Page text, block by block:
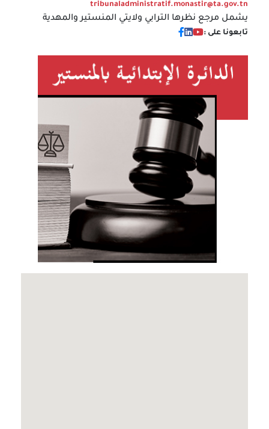
tribunaladministratif.monastir@ta.gov.tn
يشمل مرجع نظرها الترابي ولايتي المنستير والمهدية
تابعونا على :